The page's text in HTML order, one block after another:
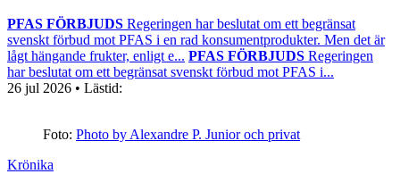
PFAS FÖRBJUDS Regeringen har beslutat om ett begränsat
svenskt förbud mot PFAS i en rad konsumentprodukter. Men det är
lågt hängande frukter, enligt e... PFAS FÖRBJUDS Regeringen
har beslutat om ett begränsat svenskt förbud mot PFAS i...
26 jul 2026 • Lästid:
Foto: Photo by Alexandre P. Junior och privat
Krönika